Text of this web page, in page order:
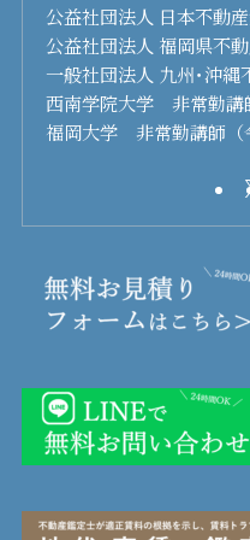
公益社団法人 日本不動
公益社団法人 福岡県不
一般社団法人 九州･沖
西南学院大学 非常勤講
福岡大学 非常勤講師（